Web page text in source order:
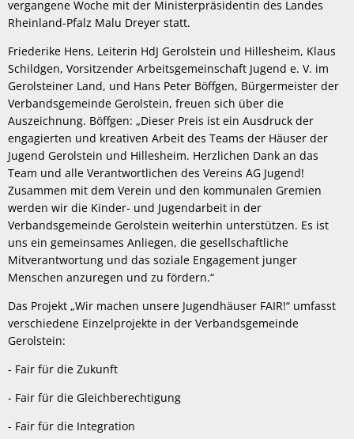
vergangene Woche mit der Ministerpräsidentin des Landes
Rheinland-Pfalz Malu Dreyer statt.
Friederike Hens, Leiterin HdJ Gerolstein und Hillesheim, Klaus
Schildgen, Vorsitzender Arbeitsgemeinschaft Jugend e. V. im
Gerolsteiner Land, und Hans Peter Böffgen, Bürgermeister der
Verbandsgemeinde Gerolstein, freuen sich über die
Auszeichnung. Böffgen: „Dieser Preis ist ein Ausdruck der
engagierten und kreativen Arbeit des Teams der Häuser der
Jugend Gerolstein und Hillesheim. Herzlichen Dank an das
Team und alle Verantwortlichen des Vereins AG Jugend!
Zusammen mit dem Verein und den kommunalen Gremien
werden wir die Kinder- und Jugendarbeit in der
Verbandsgemeinde Gerolstein weiterhin unterstützen. Es ist
uns ein gemeinsames Anliegen, die gesellschaftliche
Mitverantwortung und das soziale Engagement junger
Menschen anzuregen und zu fördern.“
Das Projekt „Wir machen unsere Jugendhäuser FAIR!“ umfasst
verschiedene Einzelprojekte in der Verbandsgemeinde
Gerolstein:
- Fair für die Zukunft
- Fair für die Gleichberechtigung
- Fair für die Integration